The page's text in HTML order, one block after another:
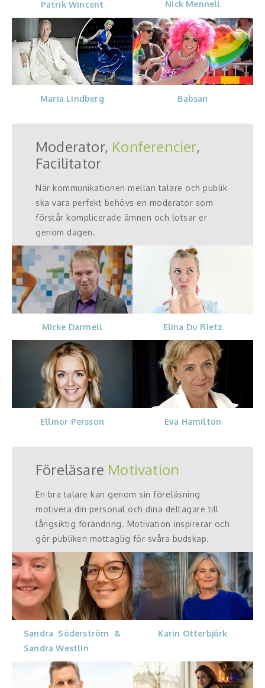
Patrik Wincent Nick Mennell
Maria Lindberg Babsan
Moderator, Konferencier,
Facilitator
När kommunikationen mellan talare och publik
ska vara perfekt behövs en moderator som
förstår komplicerade ämnen och lotsar er
genom dagen.
Micke Darmell Elina Du Rietz
Ellinor Persson Eva Hamilton
Föreläsare Motivation
En bra talare kan genom sin föreläsning
motivera din personal och dina deltagare till
långsiktig förändring. Motivation inspirerar och
gör publiken mottaglig för svåra budskap.
Sandra Söderström &
Sandra Westlin
Karin Otterbjörk